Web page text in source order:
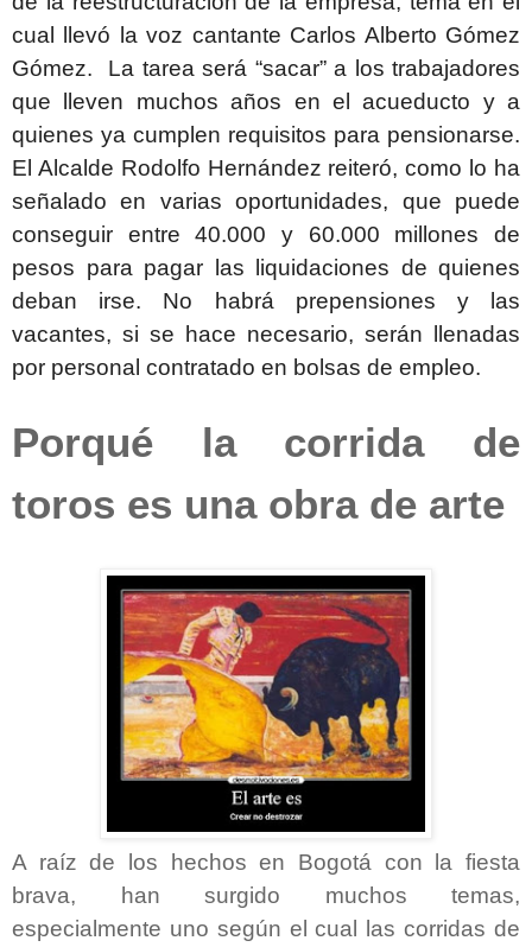
cual llevó la voz cantante Carlos Alberto Gómez
Gómez. La tarea será “sacar” a los trabajadores
que lleven muchos años en el acueducto y a
quienes ya cumplen requisitos para pensionarse.
El Alcalde Rodolfo Hernández reiteró, como lo ha
señalado en varias oportunidades, que puede
conseguir entre 40.000 y 60.000 millones de
pesos para pagar las liquidaciones de quienes
deban irse. No habrá prepensiones y las
vacantes, si se hace necesario, serán llenadas
por personal contratado en bolsas de empleo.
Porqué la corrida de
toros es una obra de arte
A raíz de los hechos en Bogotá con la fiesta
brava, han surgido muchos temas,
especialmente uno según el cual las corridas de